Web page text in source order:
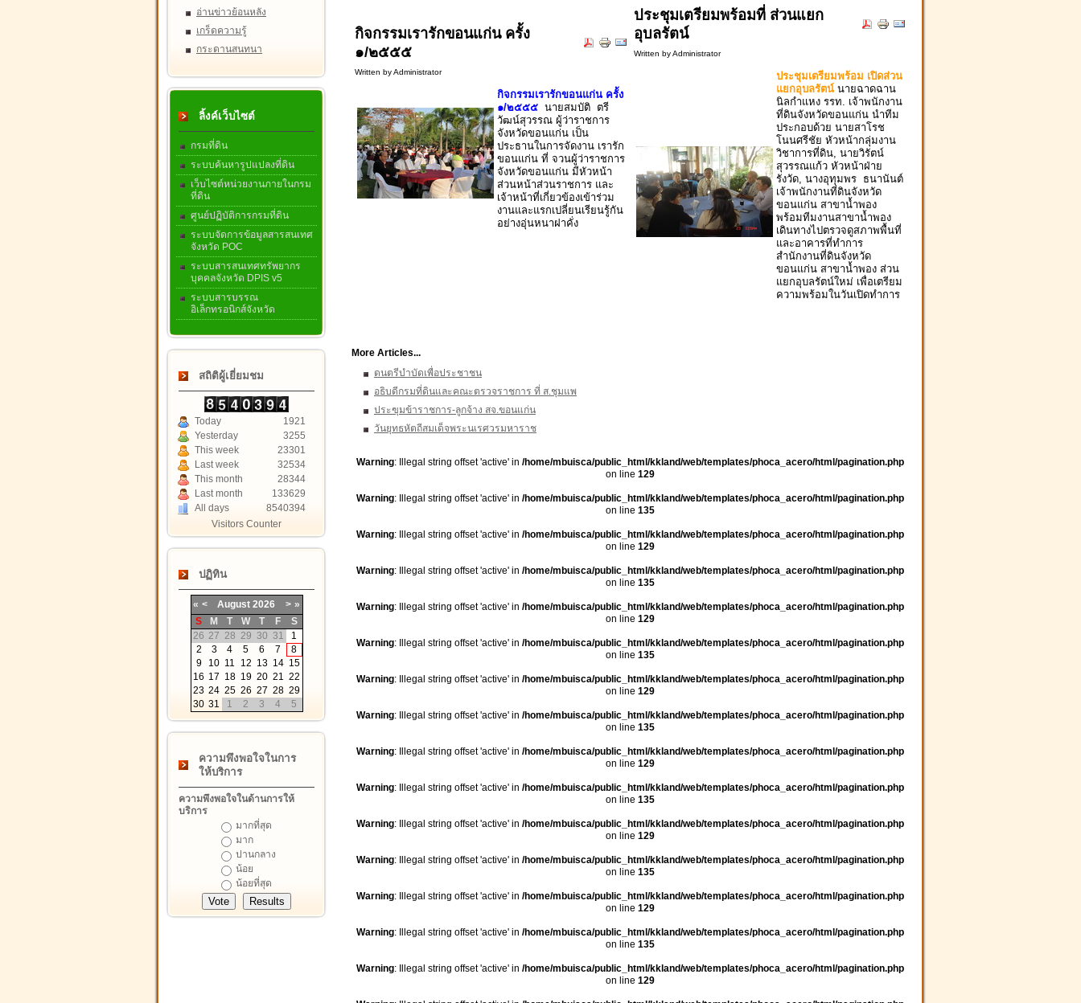
อ่านข่าวย้อนหลัง
เกร็ดความรู้
กระดานสนทนา
ลิ้งค์เว็บไซต์
กรมที่ดิน
ระบบค้นหารูปแปลงที่ดิน
เว็บไซต์หน่วยงานภายในกรม
ที่ดิน
ศูนย์ปฏิบัติการกรมที่ดิน
ระบบจัดการข้อมูลสารสนเทศ
จังหวัด POC
ระบบสารสนเทศทรัพยากร
บุคคลจังหวัด DPIS v5
ระบบสารบรรณ
อิเล็กทรอนิกส์จังหวัด
สถิติผู้เยี่ยมชม
Today
1921
Yesterday
3255
This week
23301
Last week
32534
This month
28344
Last month
133629
All days
8540394
Visitors Counter
ปฏิทิน
« < August 2026 > »
S
M T W T F
S
26 27 28 29 30 31
1
2
3 4 5 6 7
8
9
10 11 12 13 14 15
16 17 18 19 20 21 22
23 24 25 26 27 28 29
30 31 1 2 3 4 5
ความพึงพอใจในการ
ให้บริการ
ความพึงพอใจในด้านการให้
บริการ
มากที่สุด
มาก
ปานกลาง
น้อย
น้อยที่สุด
กิจกรรมเรารักขอนแก่น ครั้ง
๑/๒๕๕๕
Written by Administrator
กิจกรรมเรารักขอนแก่น ครั้ง
๑/๒๕๕๕ นายสมบัติ ตรี
วัฒน์สุวรรณ ผู้ว่าราชการ
จังหวัดขอนแก่น เป็น
ประธานในการจัดงาน เรารัก
ขอนแก่น ที่ จวนผู้ว่าราชการ
จังหวัดขอนแก่น มีหัวหน้า
ส่วนหน้าส่วนราชการ และ
เจ้าหน้าที่เกี่ยวข้องเข้าร่วม
งานและแรกเปลี่ยนเรียนรู้กัน
อย่างอุ่นหนาฝาคั่ง
ประชุมเตรียมพร้อมที่ ส่วนแยก
อุบลรัตน์
Written by Administrator
ประชุมเตรียมพร้อม เปิดส่วน
แยกอุบลรัตน์ นายฉาดฉาน
นิลกำแหง รรท. เจ้าพนักงาน
ที่ดินจังหวัดขอนแก่น นำทีม
ประกอบด้วย นายสาโรช
โนนศรีชัย หัวหน้ากลุ่มงาน
วิชาการที่ดิน, นายวิรัตน์
สุวรรณแก้ว หัวหน้าฝ่าย
รังวัด, นางอุทุมพร ธนานันต์
เจ้าพนักงานที่ดินจังหวัด
ขอนแก่น สาขาน้ำพอง
พร้อมทีมงานสาขาน้ำพอง
เดินทางไปตรวจดูสภาพพื้นที่
และอาคารที่ทำการ
สำนักงานที่ดินจังหวัด
ขอนแก่น สาขาน้ำพอง ส่วน
แยกอุบลรัตน์ใหม่ เพื่อเตรียม
ความพร้อมในวันเปิดทำการ
More Articles...
ดนตรีบำบัดเพื่อประชาชน
อธิบดีกรมที่ดินและคณะตรวจราชการ ที่ ส.ชุมแพ
ประฃุมข้าราชการ-ลูกจ้าง สจ.ขอนแก่น
วันยุทธหัตถีสมเด็จพระนเรศวรมหาราช
Warning: Illegal string offset 'active' in /home/mbuisca/public_html/kkland/web/templates/phoca_acero/html/pagination.php
on line 129
Warning: Illegal string offset 'active' in /home/mbuisca/public_html/kkland/web/templates/phoca_acero/html/pagination.php
on line 135
Warning: Illegal string offset 'active' in /home/mbuisca/public_html/kkland/web/templates/phoca_acero/html/pagination.php
on line 129
Warning: Illegal string offset 'active' in /home/mbuisca/public_html/kkland/web/templates/phoca_acero/html/pagination.php
on line 135
Warning: Illegal string offset 'active' in /home/mbuisca/public_html/kkland/web/templates/phoca_acero/html/pagination.php
on line 129
Warning: Illegal string offset 'active' in /home/mbuisca/public_html/kkland/web/templates/phoca_acero/html/pagination.php
on line 135
Warning: Illegal string offset 'active' in /home/mbuisca/public_html/kkland/web/templates/phoca_acero/html/pagination.php
on line 129
Warning: Illegal string offset 'active' in /home/mbuisca/public_html/kkland/web/templates/phoca_acero/html/pagination.php
on line 135
Warning: Illegal string offset 'active' in /home/mbuisca/public_html/kkland/web/templates/phoca_acero/html/pagination.php
on line 129
Warning: Illegal string offset 'active' in /home/mbuisca/public_html/kkland/web/templates/phoca_acero/html/pagination.php
on line 135
Warning: Illegal string offset 'active' in /home/mbuisca/public_html/kkland/web/templates/phoca_acero/html/pagination.php
on line 129
Warning: Illegal string offset 'active' in /home/mbuisca/public_html/kkland/web/templates/phoca_acero/html/pagination.php
on line 135
Warning: Illegal string offset 'active' in /home/mbuisca/public_html/kkland/web/templates/phoca_acero/html/pagination.php
on line 129
Warning: Illegal string offset 'active' in /home/mbuisca/public_html/kkland/web/templates/phoca_acero/html/pagination.php
on line 135
Warning: Illegal string offset 'active' in /home/mbuisca/public_html/kkland/web/templates/phoca_acero/html/pagination.php
on line 129